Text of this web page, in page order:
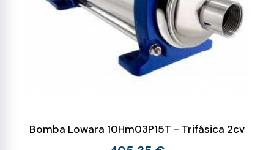
Bomba Lowara 10Hm03P15T - Trifásica 2cv